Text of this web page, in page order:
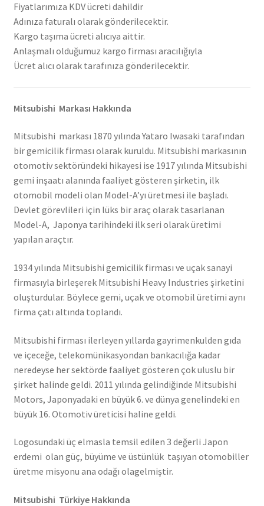
Fiyatlarımıza KDV ücreti dahildir
Adınıza faturalı olarak gönderilecektir.
Kargo taşıma ücreti alıcıya aittir.
Anlaşmalı olduğumuz kargo firması aracılığıyla
Ücret alıcı olarak tarafınıza gönderilecektir.
Mitsubishi Markası Hakkında
Mitsubishi markası 1870 yılında Yataro Iwasaki tarafından
bir gemicilik firması olarak kuruldu. Mitsubishi markasının
otomotiv sektöründeki hikayesi ise 1917 yılında Mitsubishi
gemi inşaatı alanında faaliyet gösteren şirketin, ilk
otomobil modeli olan Model-A’yı üretmesi ile başladı.
Devlet görevlileri için lüks bir araç olarak tasarlanan
Model-A, Japonya tarihindeki ilk seri olarak üretimi
yapılan araçtır.
1934 yılında Mitsubishi gemicilik firması ve uçak sanayi
firmasıyla birleşerek Mitsubishi Heavy Industries şirketini
oluşturdular. Böylece gemi, uçak ve otomobil üretimi aynı
firma çatı altında toplandı.
Mitsubishi firması ilerleyen yıllarda gayrimenkulden gıda
ve içeceğe, telekomünikasyondan bankacılığa kadar
neredeyse her sektörde faaliyet gösteren çok uluslu bir
şirket halinde geldi. 2011 yılında gelindiğinde Mitsubishi
Motors, Japonyadaki en büyük 6. ve dünya genelindeki en
büyük 16. Otomotiv üreticisi haline geldi.
Logosundaki üç elmasla temsil edilen 3 değerli Japon
erdemi olan güç, büyüme ve üstünlük taşıyan otomobiller
üretme misyonu ana odağı olagelmiştir.
Mitsubishi Türkiye Hakkında